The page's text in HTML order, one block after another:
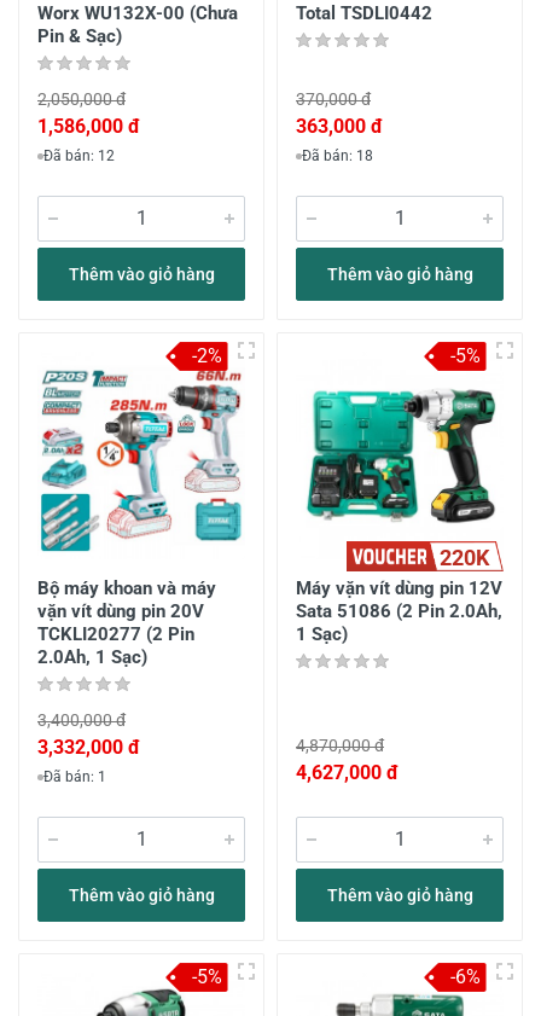
Worx WU132X-00 (Chưa
Pin & Sạc)
2,050,000 đ
1,586,000 đ
Đã bán: 12
Thêm vào giỏ hàng
Total TSDLI0442
370,000 đ
363,000 đ
Đã bán: 18
Thêm vào giỏ hàng
Bộ máy khoan và máy
vặn vít dùng pin 20V
TCKLI20277 (2 Pin
2.0Ah, 1 Sạc)
3,400,000 đ
3,332,000 đ
Đã bán: 1
Thêm vào giỏ hàng
-2%
220K
Máy vặn vít dùng pin 12V
Sata 51086 (2 Pin 2.0Ah,
1 Sạc)
4,870,000 đ
4,627,000 đ
Thêm vào giỏ hàng
-5%
-5% -6%